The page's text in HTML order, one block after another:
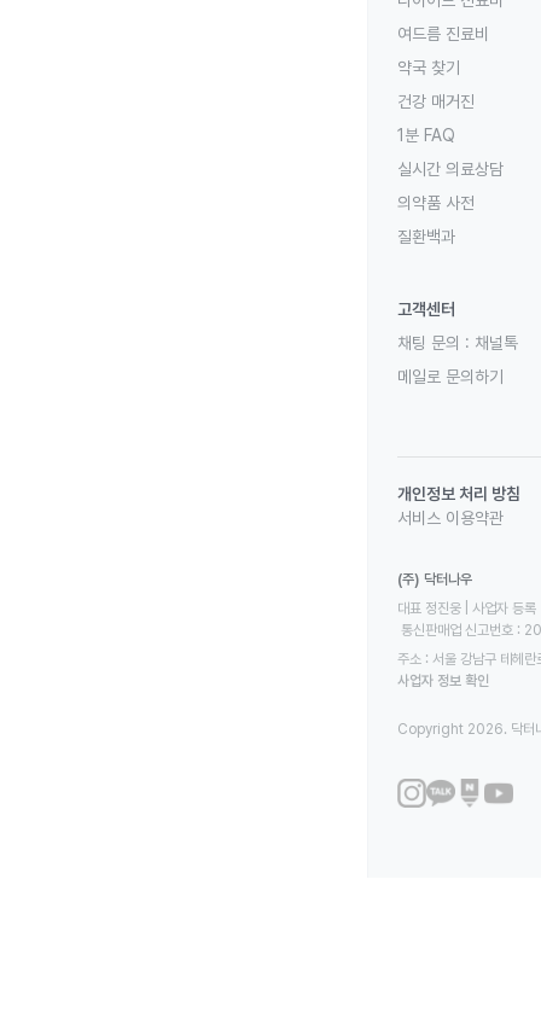
여드름 진료비
약국 찾기
건강 매거진
1분 FAQ
실시간 의료상담
의약품 사전
질환백과
고객센터
채팅 문의 : 채널톡
메일로 문의하기
개인정보 처리 방침
서비스 이용약관
(주) 닥터나우
대표 정진웅 | 사업자
통신판매업 신고번호
주소 : 서울 강남구 테헤
사업자 정보 확인
Copyright 2026. 닥터